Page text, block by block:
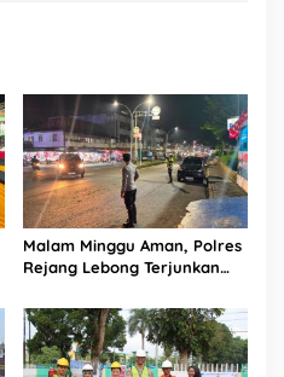
Malam Minggu Aman, Polres
Rejang Lebong Terjunkan
Rawan